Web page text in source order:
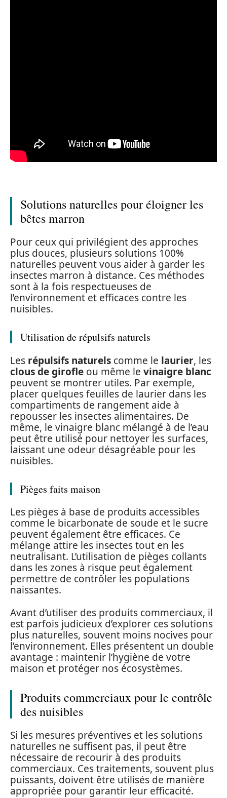
Solutions naturelles pour éloigner les
bêtes marron
Pour ceux qui privilégient des approches
plus douces, plusieurs solutions 100%
naturelles peuvent vous aider à garder les
insectes marron à distance. Ces méthodes
sont à la fois respectueuses de
l’environnement et efficaces contre les
nuisibles.
Utilisation de répulsifs naturels
Les répulsifs naturels comme le laurier, les
clous de girofle ou même le vinaigre blanc
peuvent se montrer utiles. Par exemple,
placer quelques feuilles de laurier dans les
compartiments de rangement aide à
repousser les insectes alimentaires. De
même, le vinaigre blanc mélangé à de l’eau
peut être utilisé pour nettoyer les surfaces,
laissant une odeur désagréable pour les
nuisibles.
Pièges faits maison
Les pièges à base de produits accessibles
comme le bicarbonate de soude et le sucre
peuvent également être efficaces. Ce
mélange attire les insectes tout en les
neutralisant. L’utilisation de pièges collants
dans les zones à risque peut également
permettre de contrôler les populations
naissantes.
Avant d’utiliser des produits commerciaux, il
est parfois judicieux d’explorer ces solutions
plus naturelles, souvent moins nocives pour
l’environnement. Elles présentent un double
avantage : maintenir l’hygiène de votre
maison et protéger nos écosystèmes.
Produits commerciaux pour le contrôle
des nuisibles
Si les mesures préventives et les solutions
naturelles ne suffisent pas, il peut être
nécessaire de recourir à des produits
commerciaux. Ces traitements, souvent plus
puissants, doivent être utilisés de manière
appropriée pour garantir leur efficacité.